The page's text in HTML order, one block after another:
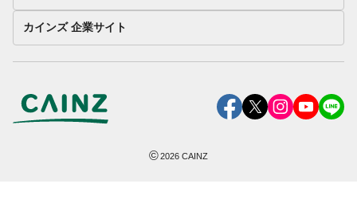
カインズ 企業サイト
©2026 CAINZ